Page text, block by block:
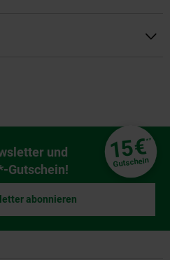
und
Gutschein!
15€**
Gutschein
abonnieren